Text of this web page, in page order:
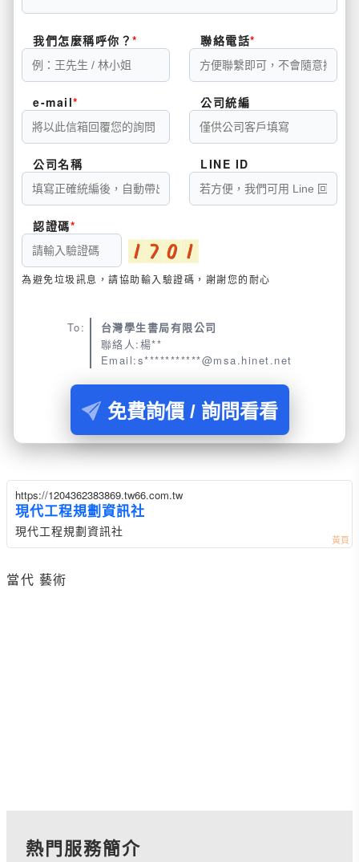
我們怎麼稱呼你？ 聯絡電話
e-mail 公司統編
公司名稱 LINE ID
認證碼
為避免垃圾訊息，請協助輸入驗證碼，謝謝您的耐心
To:
台灣學生書局有限公司
聯絡人:楊**
Email:s***********@msa.hinet.net
免費詢價 / 詢問看看
https://1204362383869.tw66.com.tw
現代工程規劃資訊社
現代工程規劃資訊社
當代 藝術
熱門服務簡介